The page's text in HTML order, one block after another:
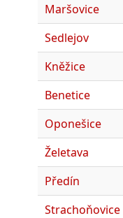
Maršovice
Sedlejov
Kněžice
Benetice
Oponešice
Želetava
Předín
Strachoňovice